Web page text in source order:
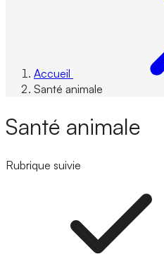
Accueil
Santé animale
Santé animale
Rubrique suivie